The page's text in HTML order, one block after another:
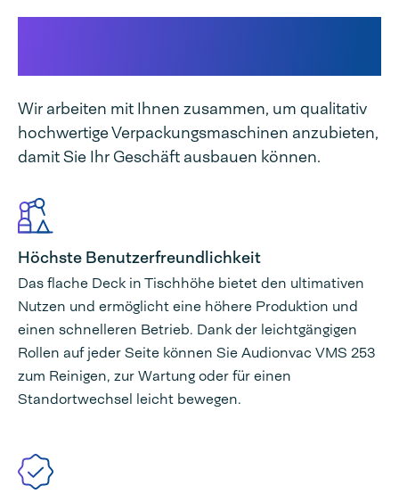
Wir arbeiten mit Ihnen zusammen, um qualitativ
hochwertige Verpackungsmaschinen anzubieten,
damit Sie Ihr Geschäft ausbauen können.
Höchste Benutzerfreundlichkeit
Das flache Deck in Tischhöhe bietet den ultimativen
Nutzen und ermöglicht eine höhere Produktion und
einen schnelleren Betrieb. Dank der leichtgängigen
Rollen auf jeder Seite können Sie Audionvac VMS 253
zum Reinigen, zur Wartung oder für einen
Standortwechsel leicht bewegen.